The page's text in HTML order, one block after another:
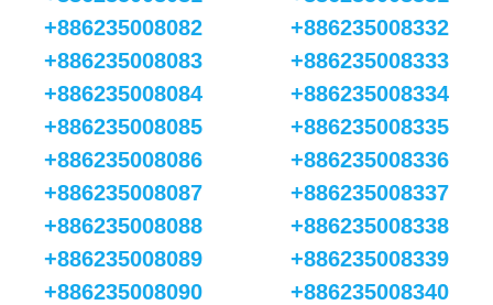
+886235008082
+886235008083
+886235008084
+886235008085
+886235008086
+886235008087
+886235008088
+886235008089
+886235008090
+886235008332
+886235008333
+886235008334
+886235008335
+886235008336
+886235008337
+886235008338
+886235008339
+886235008340